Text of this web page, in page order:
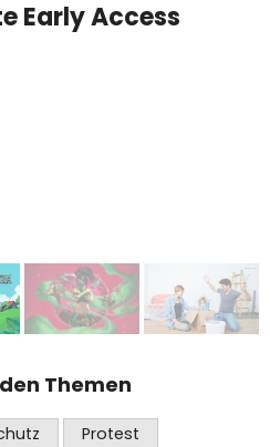
Early Access
Themen
Protest